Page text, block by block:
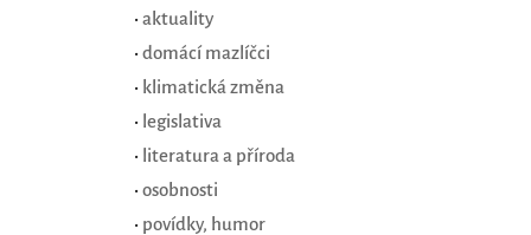
•aktuality
•domácí mazlíčci
• klimatická změna
• legislativa
• literatura a příroda
•osobnosti
• povídky, humor